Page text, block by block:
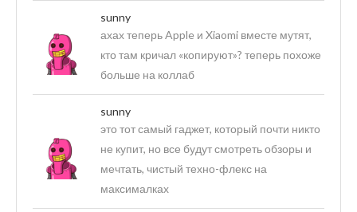
sunny
ахах теперь Apple и Xiaomi вместе мутят,
кто там кричал «копируют»? теперь похоже
больше на коллаб
sunny
это тот самый гаджет, который почти никто
не купит, но все будут смотреть обзоры и
мечтать, чистый техно-флекс на
максималках